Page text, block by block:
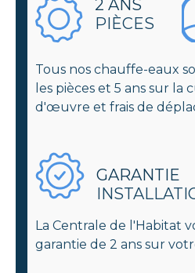
2 ANS
PIÈCES
Tous nos chauffe-eaux
les pièces et 5 ans sur la
d'œuvre et frais de
GARANTIE
La Centrale de l'Habitat
garantie de 2 ans sur